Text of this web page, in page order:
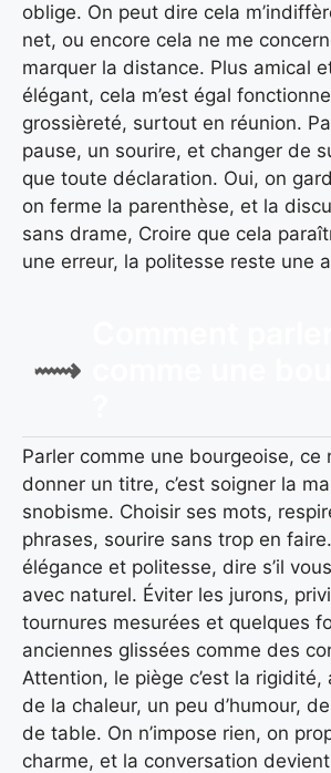
oblige. On peut dire cela
net, ou encore cela ne me
marquer la distance. Plus amical
élégant, cela m’est égal
grossièreté, surtout en réunion.
pause, un sourire, et changer de
que toute déclaration. Oui, on
on ferme la parenthèse, et la
sans drame, Croire que cela
une erreur, la politesse reste une
Parler comme une bourgeoise, ce
donner un titre, c’est soigner la
snobisme. Choisir ses mots,
phrases, sourire sans trop en
élégance et politesse, dire s’il
avec naturel. Éviter les jurons,
tournures mesurées et quelques
anciennes glissées comme des
Attention, le piège c’est la rigidité,
de la chaleur, un peu d’humour,
de table. On n’impose rien, on
charme, et la conversation